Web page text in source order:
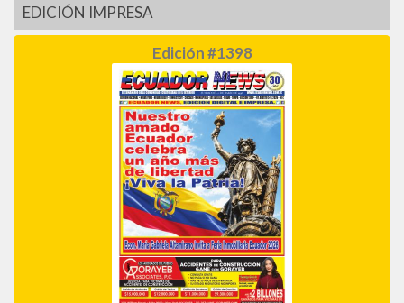
EDICIÓN IMPRESA
Edición #1398